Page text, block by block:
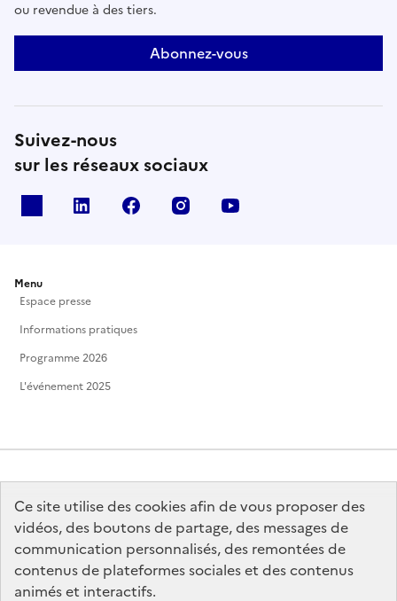
Ce site utilise des cookies afin de vous proposer des
vidéos, des boutons de partage, des messages de
communication personnalisés, des remontées de
contenus de plateformes sociales et des contenus
animés et interactifs.
ou revendue à des tiers.
Abonnez-vous
Suivez-nous
sur les réseaux sociaux
Linkedin Facebook Instagram
Menu
Espace presse
Informations pratiques
Programme 2026
L'événement 2025
MINISTÈRE
DE LA CULTURE